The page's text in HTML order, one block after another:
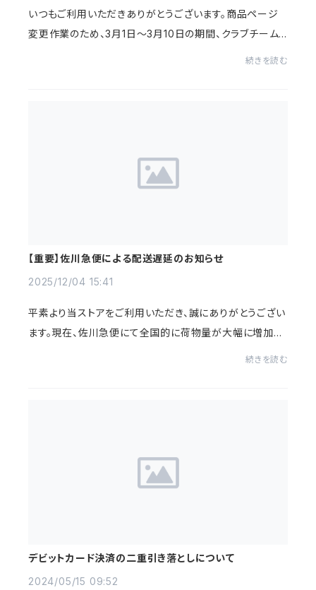
いつもご利用いただきありがとうございます。商品ページ
変更作業のため、3月1日〜3月10日の期間、クラブチーム
続きを読む
【重要】佐川急便による配送遅延のお知らせ
2025/12/04 15:41
平素より当ストアをご利用いただき、誠にありがとうござい
ます。現在、佐川急便にて全国的に荷物量が大幅に増加し
続きを読む
デビットカード決済の二重引き落としについて
2024/05/15 09:52